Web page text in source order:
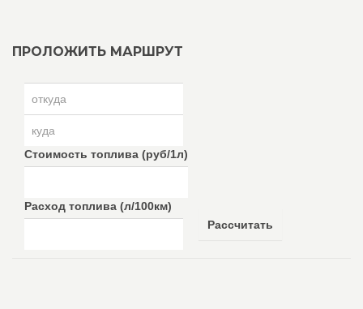
ПРОЛОЖИТЬ МАРШРУТ
Стоимость топлива (руб/1л)
Расход топлива (л/100км)
Рассчитать